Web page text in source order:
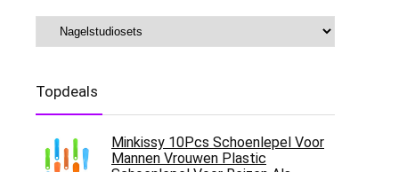
Topdeals
Minkissy 10Pcs Schoenlepel Voor
Mannen Vrouwen Plastic